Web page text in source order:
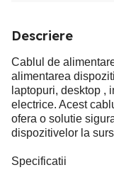
Descriere
Cablul de
alimentarea
laptopuri, desktop ,
electrice. Acest
ofera o solutie
dispozitivelor la
Specificatii